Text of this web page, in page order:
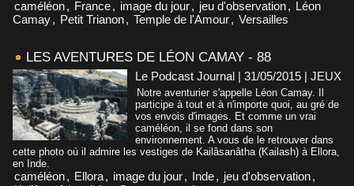
caméléon, France, image du jour, jeu d'observation, Léon
Camay, Petit Trianon, Temple de l'Amour, Versailles
LES AVENTURES DE LÉON CAMAY - 88
Le Podcast Journal | 31/05/2015 | JEUX
Notre aventurier s'appelle Léon Camay. Il
participe à tout et à n'importe quoi, au gré de
vos envois d'images. Et comme un vrai
caméléon, il se fond dans son
environnement. A vous de le retrouver dans
cette photo où il admire les vestiges de Kailâsanâtha (Kailash) à Ellora,
en Inde.
caméléon, Ellora, image du jour, Inde, jeu d'observation,